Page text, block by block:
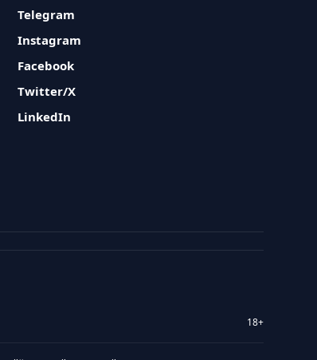
Telegram
Instagram
Facebook
Twitter/X
LinkedIn
18+